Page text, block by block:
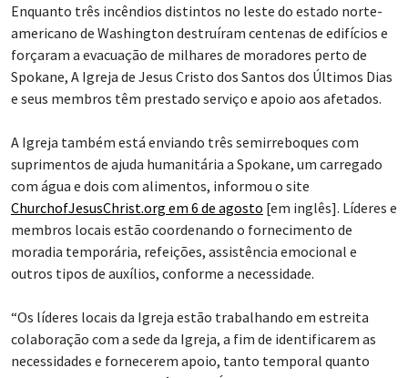
Enquanto três incêndios distintos no leste do estado norte-
americano de Washington destruíram centenas de edifícios e
forçaram a evacuação de milhares de moradores perto de
Spokane, A Igreja de Jesus Cristo dos Santos dos Últimos Dias
e seus membros têm prestado serviço e apoio aos afetados.
A Igreja também está enviando três semirreboques com
suprimentos de ajuda humanitária a Spokane, um carregado
com água e dois com alimentos, informou o site
ChurchofJesusChrist.org em 6 de agosto [em inglês]. Líderes e
membros locais estão coordenando o fornecimento de
moradia temporária, refeições, assistência emocional e
outros tipos de auxílios, conforme a necessidade.
“Os líderes locais da Igreja estão trabalhando em estreita
colaboração com a sede da Igreja, a fim de identificarem as
necessidades e fornecerem apoio, tanto temporal quanto